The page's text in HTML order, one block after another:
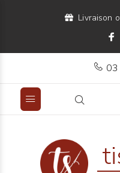
Livraison